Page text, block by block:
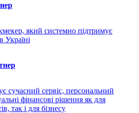
який системно підтримує
Україні
сучасний сервіс, персональний
фінансові рішення як для
так і для бізнесу